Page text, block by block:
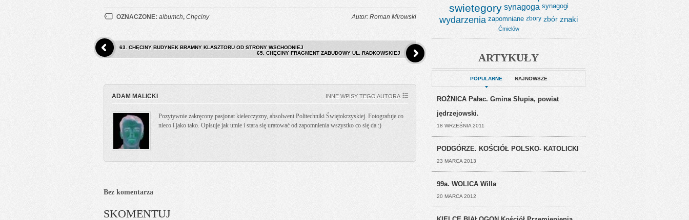
OZNACZONE: albumch, Chęciny Autor: Roman Mirowski
63. CHĘCINY BUDYNEK BRAMNY KLASZTORU OD STRONY WSCHODNIEJ
65. CHĘCINY FRAGMENT ZABUDOWY UL. RADKOWSKIEJ
ADAM MALICKI INNE WPISY TEGO AUTORA
Pozytywnie zakręcony pasjonat kielecczyzny, absolwent Politechniki Świętokrzyskiej. Fotografuje co
nieco i jako tako. Opisuje jak umie i stara się uratować od zapomnienia wszystko co się da :)
Bez komentarza
SKOMENTUJ
swietegory synagoga synagogi
wydarzenia zapomniane zbory zbór znaki
Ćmielów
ARTYKUŁY
POPULARNE NAJNOWSZE
ROŻNICA Pałac. Gmina Słupia, powiat
jędrzejowski.
18 WRZEŚNIA 2011
PODGÓRZE. KOŚCIÓŁ POLSKO- KATOLICKI
23 MARCA 2013
99a. WOLICA Willa
20 MARCA 2012